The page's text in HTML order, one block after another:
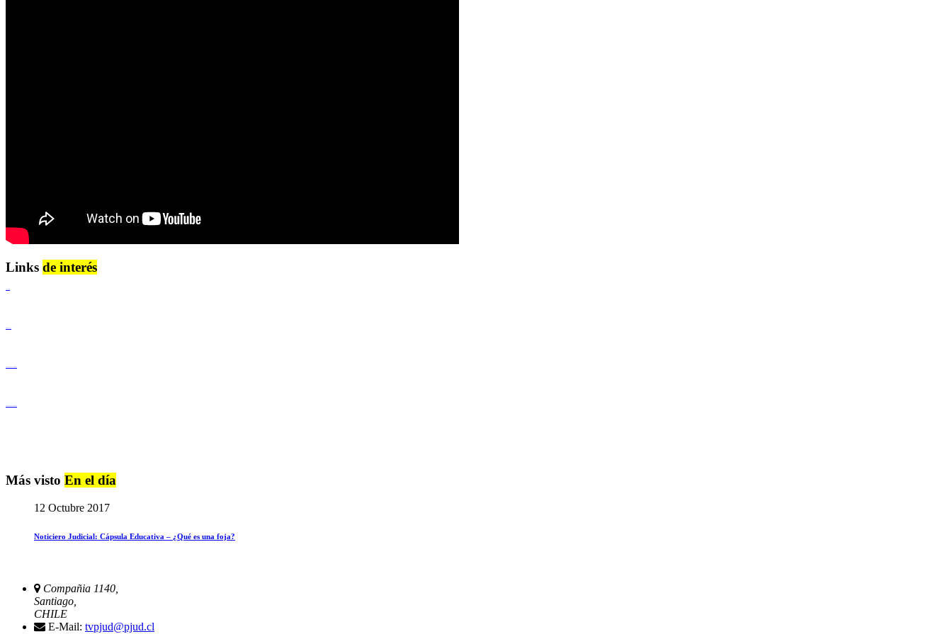
Links de interés
Más visto En el día
12 Octubre 2017
Noticiero Judicial: Cápsula Educativa – ¿Qué es una foja?
Compañia 1140,
Santiago,
CHILE
E-Mail: tvpjud@pjud.cl